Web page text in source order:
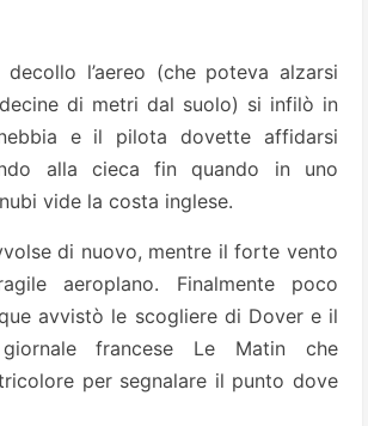
l’aereo (che poteva alzarsi
di metri dal suolo) si infilò in
e il pilota dovette affidarsi
alla cieca fin quando in uno
vide la costa inglese.
di nuovo, mentre il forte vento
aeroplano. Finalmente poco
avvistò le scogliere di Dover e il
francese Le Matin che
per segnalare il punto dove